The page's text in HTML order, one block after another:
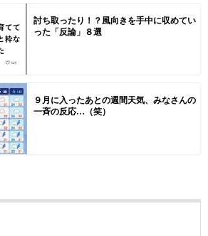
討ち取ったり！？風向きを手中に収めてい
った「反論」８選
９月に入ったあとの週間天気、みなさんの
一斉の反応…（笑）